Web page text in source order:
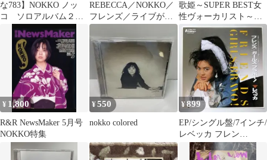
な783】NOKKO ノッ
コ ソロアルバム２枚
セット/ REBECCA
レベッカ
REBECCA／NOKKO／
フレンズ／ライブがは
ねたら 等／8cm CD
歌姫～SUPER BEST女
性ヴォーカリスト～
プレミア 他
¥ 1,800
R&R NewsMaker 5月号
NOKKO特集
¥550
nokko colored
¥899
EP/シングル盤/7インチ/
レベッカ フレン
ズ/NOKKO